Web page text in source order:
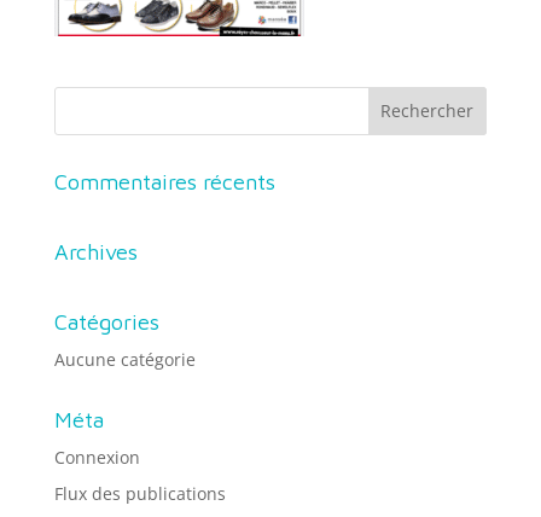
Commentaires récents
Archives
Catégories
Aucune catégorie
Méta
Connexion
Flux des publications